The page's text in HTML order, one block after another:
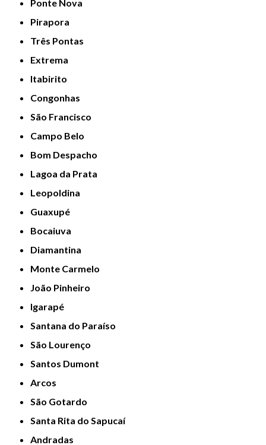
Ponte Nova
Pirapora
Três Pontas
Extrema
Itabirito
Congonhas
São Francisco
Campo Belo
Bom Despacho
Lagoa da Prata
Leopoldina
Guaxupé
Bocaiuva
Diamantina
Monte Carmelo
João Pinheiro
Igarapé
Santana do Paraíso
São Lourenço
Santos Dumont
Arcos
São Gotardo
Santa Rita do Sapucaí
Andradas